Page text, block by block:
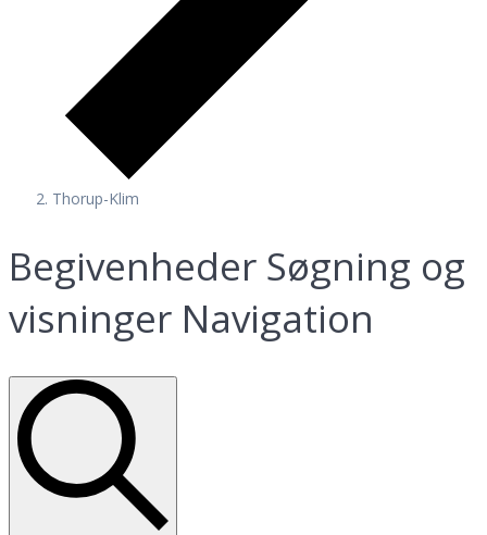
Thorup-Klim
Begivenheder
for
august
7,
2026
Begivenheder Søgning og
visninger Navigation